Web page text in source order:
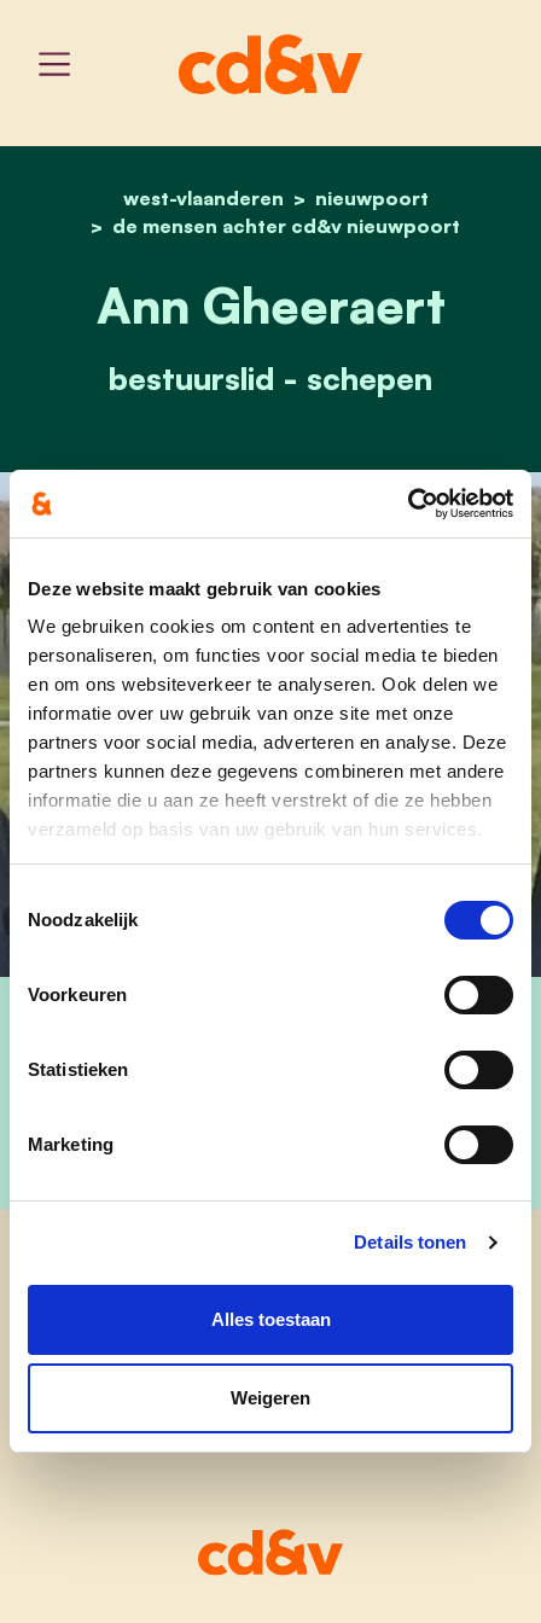
Deze website maakt gebruik van cookies
We gebruiken cookies om content en advertenties te
personaliseren, om functies voor social media te bieden
en om ons websiteverkeer te analyseren. Ook delen we
informatie over uw gebruik van onze site met onze
partners voor social media, adverteren en analyse. Deze
partners kunnen deze gegevens combineren met andere
informatie die u aan ze heeft verstrekt of die ze hebben
verzameld op basis van uw gebruik van hun services.
Noodzakelijk
Voorkeuren
Statistieken
Marketing
Details tonen
Alles toestaan
Weigeren
home
west-vlaanderen
nieuwpoort
de mensen achter cd&v nieuwpoort
ann gheeraert
Ann Gheeraert
bestuurslid - schepen
cd&v Nieuwpoort